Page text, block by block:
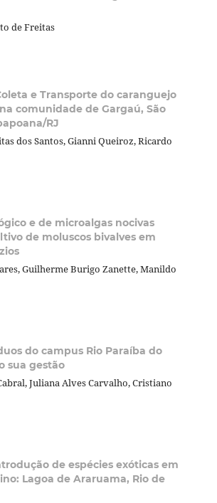
de Freitas
e Transporte do caranguejo
comunidade de Gargaú, São
RJ
dos Santos, Gianni Queiroz, Ricardo
e de microalgas nocivas
de moluscos bivalves em
Guilherme Burigo Zanette, Manildo
do campus Rio Paraíba do
sua gestão
Juliana Alves Carvalho, Cristiano
de espécies exóticas em
Lagoa de Araruama, Rio de